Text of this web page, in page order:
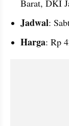
Barat, DKI
Jadwal:
Harga: Rp